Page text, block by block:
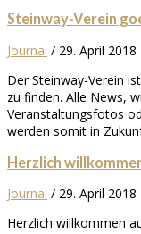
Steinway-Verein
Journal / 29. April 2018
Der Steinway-Verein
zu finden. Alle News,
Veranstaltungsfotos
werden somit in
Herzlich
Journal / 29. April 2018
Herzlich willkommen